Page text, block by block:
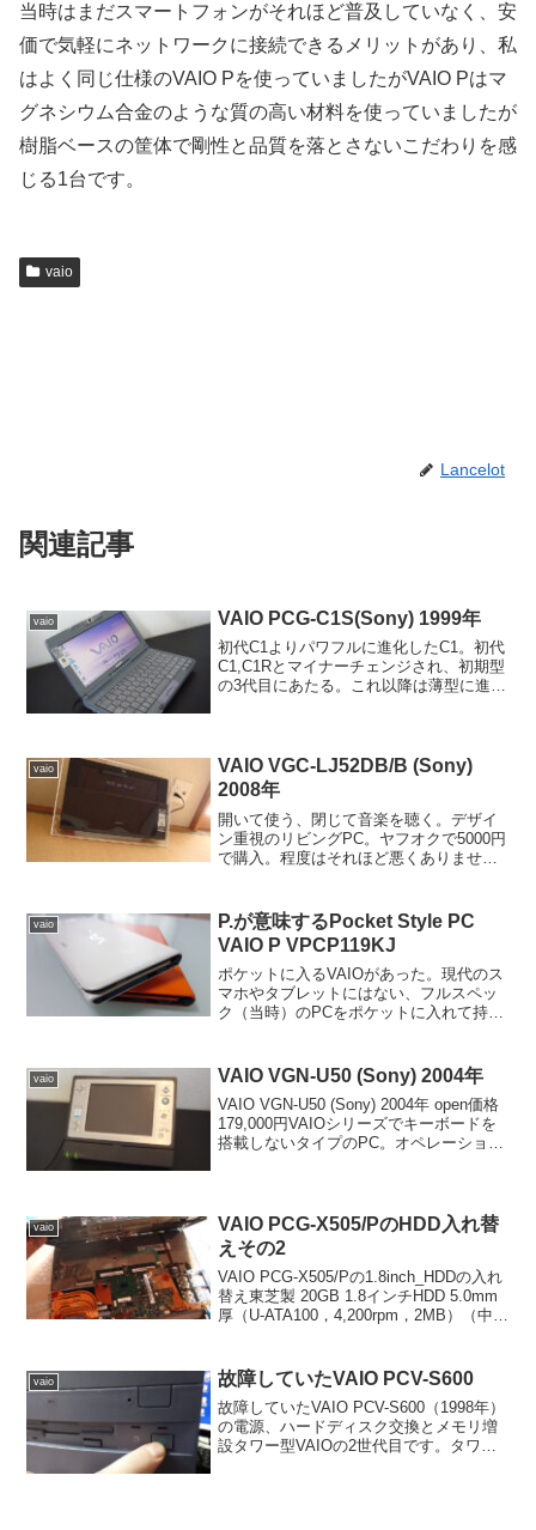
当時はまだスマートフォンがそれほど普及していなく、安
価で気軽にネットワークに接続できるメリットがあり、私
はよく同じ仕様のVAIO Pを使っていましたがVAIO Pはマ
グネシウム合金のような質の高い材料を使っていましたが
樹脂ベースの筐体で剛性と品質を落とさないこだわりを感
じる1台です。
vaio
Lancelot
関連記事
vaio VAIO PCG-C1S(Sony) 1999年
初代C1よりパワフルに進化したC1。初代
C1,C1Rとマイナーチェンジされ、初期型
の3代目にあたる。これ以降は薄型に進
C1Rとの...
vaio
VAIO VGC-LJ52DB/B (Sony)
2008年
開いて使う、閉じて音楽を聴く。デザイ
ン重視のリビングPC。ヤフオクで5000円
で購入。程度はそれほど悪くありません
遅い。あまりにも遅いの...
vaio
P.が意味するPocket Style PC
VAIO P VPCP119KJ
ポケットに入るVAIOがあった。現代のス
マホやタブレットにはない、フルスペッ
ク（当時）のPCをポケットに入れて持ち
と軽く」という欲望との戦いでした...
vaio VAIO VGN-U50 (Sony) 2004年
VAIO VGN-U50 (Sony) 2004年 open価格
179,000円VAIOシリーズでキーボードを
搭載しないタイプのPC。オペレーション
vaio
VAIO PCG-X505/PのHDD入れ替
えその2
VAIO PCG-X505/Pの1.8inch_HDDの入れ
替え東芝製 20GB 1.8インチHDD 5.0mm
厚（U-ATA100，4,200rpm，2MB）（中
vaio 故障していたVAIO PCV-S600
故障していたVAIO PCV-S600（1998年）
の電源、ハードディスク交換とメモリ増
設タワー型VAIOの2世代目です。タワー